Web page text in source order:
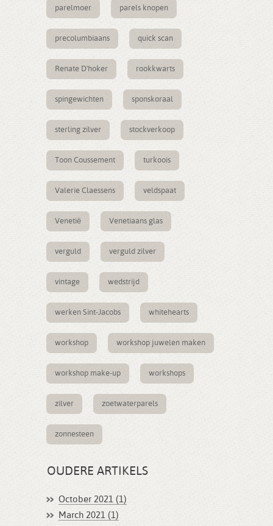
parelmoer parels knopen
precolumbiaans quick scan
Renate D'hoker rookkwarts
spingewichten sponskoraal
sterling zilver stockverkoop
Toon Coussement turkoois
Valerie Claessens veldspaat
Venetië Venetiaans glas
verguld verguld zilver
vintage wedstrijd
werken Sint-Jacobs whitehearts
workshop workshop juwelen maken
workshop make-up workshops
zilver zoetwaterparels
zonnesteen
OUDERE ARTIKELS
October 2021 (1)
March 2021 (1)